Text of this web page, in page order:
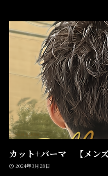
カット+パーマ 【メンズ
2024年3月28日